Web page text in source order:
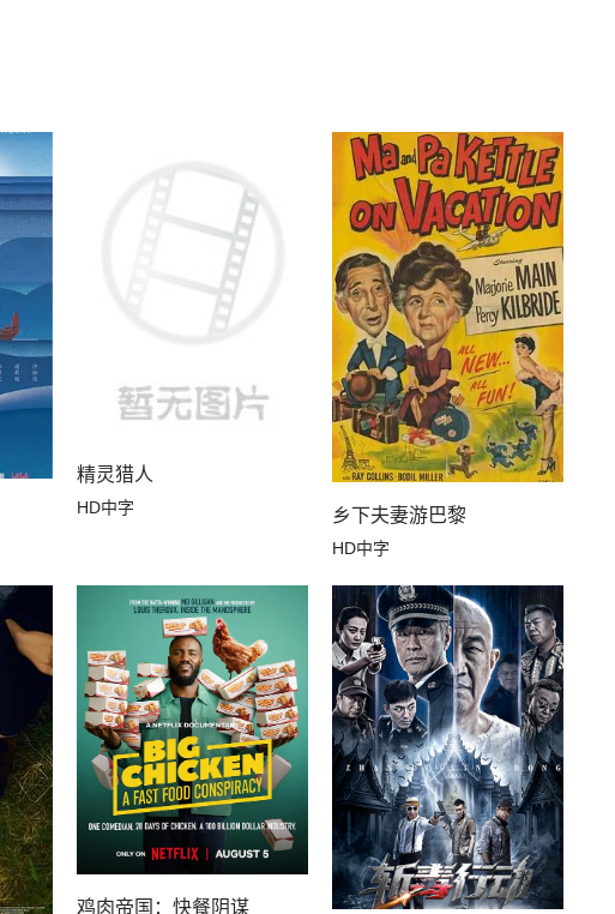
精灵猎人
HD中字 乡下夫妻游巴黎
HD中字
鸡肉帝国：快餐阴谋